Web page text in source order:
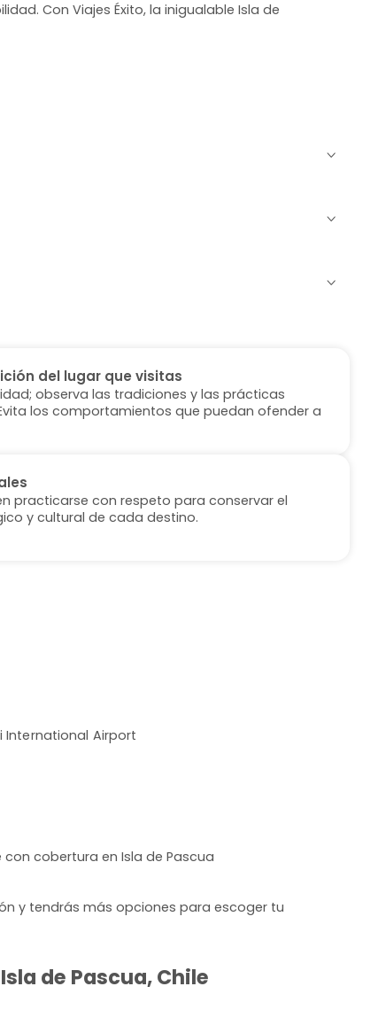
Con Viajes Éxito, la inigualable Isla de
del lugar que visitas
observa las tradiciones y las prácticas
los comportamientos que puedan ofender a
practicarse con respeto para conservar el
y cultural de cada destino.
International Airport
cobertura en Isla de Pascua
y tendrás más opciones para escoger tu
de Pascua, Chile